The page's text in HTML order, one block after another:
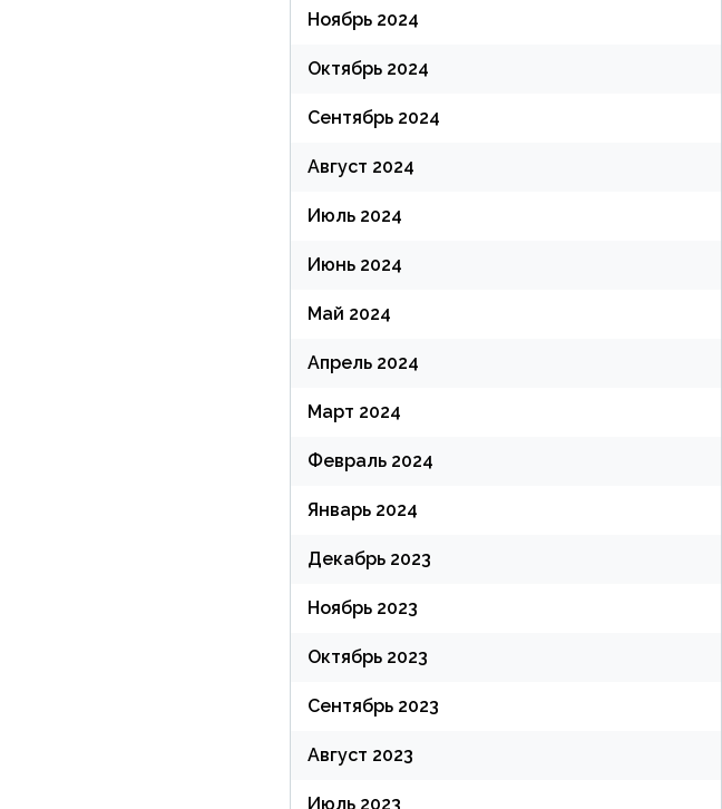
Ноябрь 2024
Октябрь 2024
Сентябрь 2024
Август 2024
Июль 2024
Июнь 2024
Май 2024
Апрель 2024
Март 2024
Февраль 2024
Январь 2024
Декабрь 2023
Ноябрь 2023
Октябрь 2023
Сентябрь 2023
Август 2023
Июль 2023